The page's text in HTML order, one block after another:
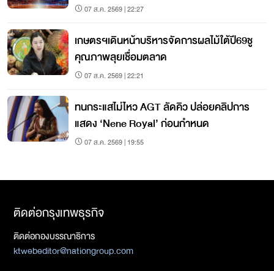
07 ส.ค. 2569 | 22:27
เกษตรฯเดินหน้าบริหารจัดการผลไม้ใต้ปี69ชู
คุณภาพลุยเชื่อมตลาด
07 ส.ค. 2569 | 22:21
ทนกระแสไม่ไหว AGT ลัดคิว ปล่อยคลิปการ
แสดง ‘Nene Royal’ ก่อนกำหนด
07 ส.ค. 2569 | 19:55
ติดต่อกรุงเทพธุรกิจ
ติดต่อกองบรรณาธิการ
ktwebeditor@nationgroup.com